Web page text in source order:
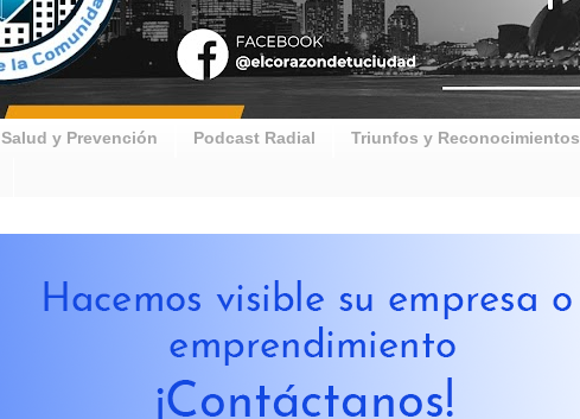
Salud y Prevención Podcast Radial Triunfos y Reconocimientos